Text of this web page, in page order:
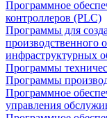
Программное
контроллеров (PLC)
Программы для
производственного
инфраструктурных
Программы
Программы
Программное
управления